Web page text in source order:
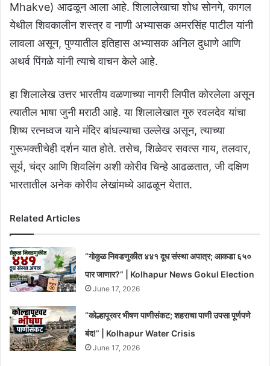
Mhakve) आढळून आला आहे. शिलालेखाचा शोध सोनगे, कागल
येथील शिवकालीन शस्त्र व नाणी अभ्यासक अमरसिंह पाटील यांनी
लावला असून, पुण्यातील इतिहास अभ्यासक अनिल दुधाणे आणि
अथर्व पिंगळे यांनी त्याचे वाचन केले आहे.
हा शिलालेख उत्तर भारतीय वळणाच्या नागरी लिपीत कोरलेला असून
त्यातील भाषा जुनी मराठी आहे. या शिलालेखात गुरु रवलदेव यांचा
शिष्य रत्नध्वज याने मंदिर बांधल्याचा उल्लेख असून, त्याच्या
गुरूभक्तीचेही दर्शन यात होते. तसेच, शिळेवर सवत्स गाय, तलवार,
सूर्य, चंद्र आणि शिवलिंग अशी कोरीव चिन्हे आढळतात, जी दक्षिण
भारतातील अनेक कोरीव लेखांमध्ये आढळून येतात.
Related Articles
“गोकुळ निवडणुकीत ४४१ दूध संस्था अपात्र; आकडा ६५०
पार जाणार?” | Kolhapur News Gokul Election
June 17, 2026
“कोल्हापूरवर भीषण पाणीसंकट; शहराचा पाणी उपसा पूर्णपणे
बंद!” | Kolhapur Water Crisis
June 17, 2026